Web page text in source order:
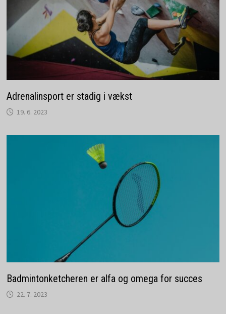
Adrenalinsport er stadig i vækst
19. 6. 2023
Badmintonketcheren er alfa og omega for succes
22. 7. 2023